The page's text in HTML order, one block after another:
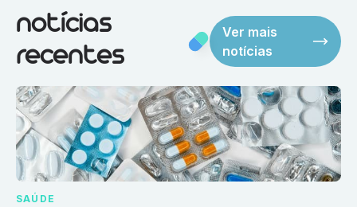
notícias
recentes
Ver mais
notícias
SAÚDE